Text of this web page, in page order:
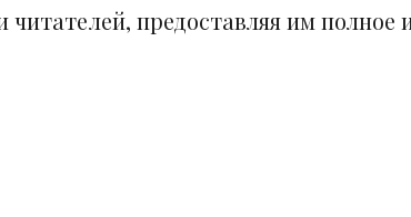
предоставляя им полное